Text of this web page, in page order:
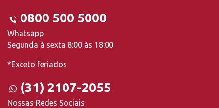
0800 500 5000
Whatsapp
Segunda à sexta 8:00 às 18:00
*Exceto feriados
(31) 2107-2055
Nossas Redes Sociais